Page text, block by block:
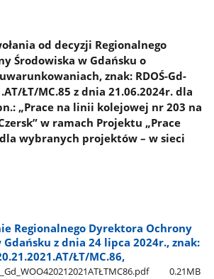
od decyzji Regionalnego
Środowiska w Gdańsku o
znak: RDOŚ-Gd-
ŁT/MC.85 z dnia 21.06.2024r. dla
„Prace na linii kolejowej nr 203 na
w ramach Projektu „Prace
wybranych projektów – w sieci
Regionalnego Dyrektora Ochrony
z dnia 24 lipca 2024r., znak:
ŁT/MC.86,
0.21MB